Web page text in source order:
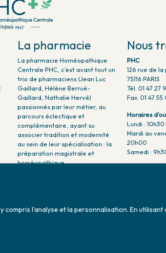
La pharmacie
La pharmacie Homéopathique
Centrale PHC, c’est avant tout un
trio de pharmaciens (Jean Luc
Gaillard, Hélène Berrué-
Gaillard, Nathalie Hervé)
passionnés par leur métier, au
parcours éclectique et
complémentaire, ayant su
associer tradition et modernité
au sein de leur spécialisation : la
préparation magistrale et
homéopathique.
Nous
PHC
126 rue de la
75116 PARIS
Tél. 01 47 27
Fax. 01 47 55
Horaires
Lundi :
Mardi au
20h00
Samedi :
l'analyse et la personnalisation. En